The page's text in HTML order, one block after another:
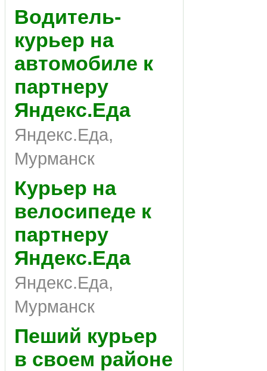
Водитель-
курьер на
автомобиле к
партнеру
Яндекс.Еда
Яндекс.Еда,
Мурманск
Курьер на
велосипеде к
партнеру
Яндекс.Еда
Яндекс.Еда,
Мурманск
Пеший курьер
в своем районе